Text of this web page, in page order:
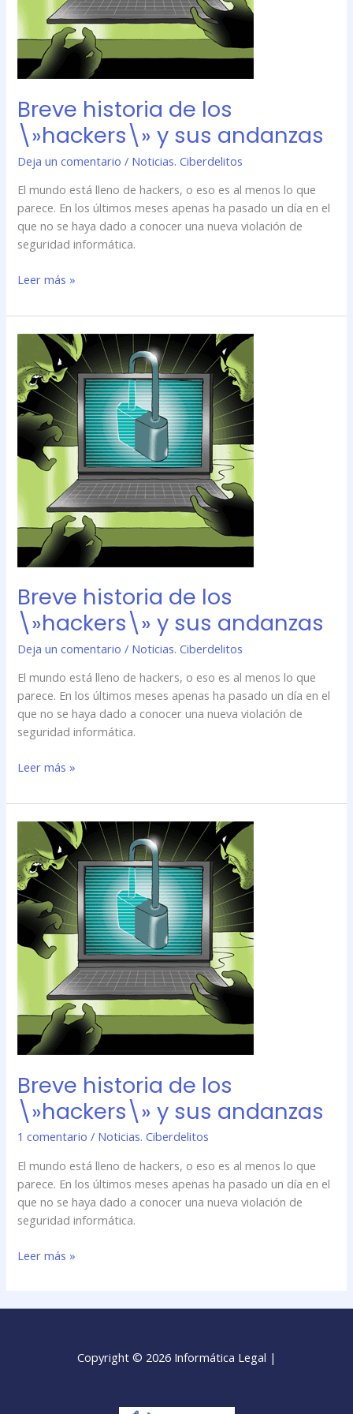
Breve historia de los
\»hackers\» y sus andanzas
Deja un comentario / Noticias. Ciberdelitos
El mundo está lleno de hackers, o eso es al menos lo que
parece. En los últimos meses apenas ha pasado un día en el
que no se haya dado a conocer una nueva violación de
seguridad informática.
Leer más »
Breve historia de los
\»hackers\» y sus andanzas
Deja un comentario / Noticias. Ciberdelitos
El mundo está lleno de hackers, o eso es al menos lo que
parece. En los últimos meses apenas ha pasado un día en el
que no se haya dado a conocer una nueva violación de
seguridad informática.
Breve
historia
de
los
\»hackers\»
y
andanzas
Leer más »
Breve historia de los
\»hackers\» y sus andanzas
1 comentario / Noticias. Ciberdelitos
El mundo está lleno de hackers, o eso es al menos lo que
parece. En los últimos meses apenas ha pasado un día en el
que no se haya dado a conocer una nueva violación de
seguridad informática.
Breve
historia
de
los
\»hackers\»
y
andanzas
Leer más »
Copyright © 2026 Informática Legal |